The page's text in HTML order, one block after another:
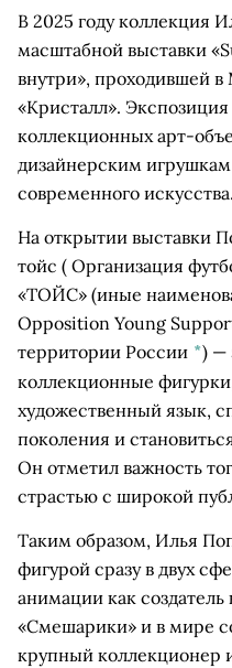
В 2025 году коллекция
масштабной выставки
внутри», проходившей
«Кристалл».
коллекционных арт-
дизайнерским
современного искусства.
На открытии выставки
тойс ( Организация
«ТОЙС» (иные
Opposition Young
территории России *) —
коллекционные
художественный язык,
поколения и
Он отметил важность
страстью с широкой
Таким образом, Илья
фигурой сразу в двух
анимации как создатель
«Смешарики» и в мире
крупный коллекционер